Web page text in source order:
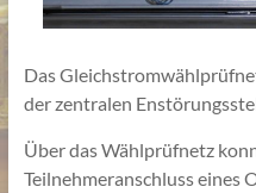
Das
der zentralen
Über das Wählprüfnetz
Teilnehmeranschluss eines